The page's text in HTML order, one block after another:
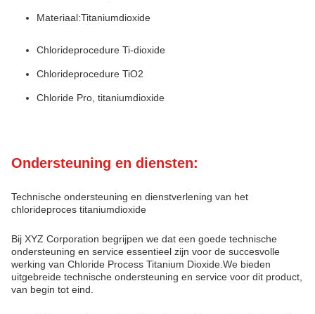
Materiaal:Titaniumdioxide
Chlorideprocedure Ti-dioxide
Chlorideprocedure TiO2
Chloride Pro, titaniumdioxide
Ondersteuning en diensten:
Technische ondersteuning en dienstverlening van het
chlorideproces titaniumdioxide
Bij XYZ Corporation begrijpen we dat een goede technische
ondersteuning en service essentieel zijn voor de succesvolle
werking van Chloride Process Titanium Dioxide.We bieden
uitgebreide technische ondersteuning en service voor dit product,
van begin tot eind.